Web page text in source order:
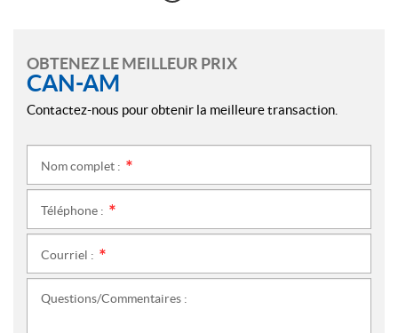
OBTENEZ LE MEILLEUR PRIX
CAN-AM
Contactez-nous pour obtenir la meilleure transaction.
Nom complet :
Téléphone :
Courriel :
Questions/Commentaires :